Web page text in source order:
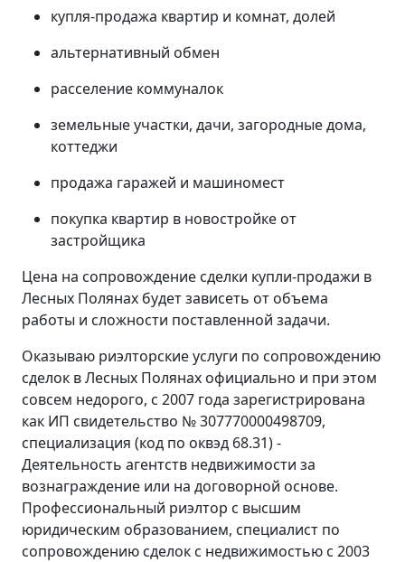
купля-продажа квартир и комнат, долей
альтернативный обмен
расселение коммуналок
земельные участки, дачи, загородные дома,
коттеджи
продажа гаражей и машиномест
покупка квартир в новостройке от
застройщика
Цена на сопровождение сделки купли-продажи в
Лесных Полянах будет зависеть от объема
работы и сложности поставленной задачи.
Оказываю риэлторские услуги по сопровождению
сделок в Лесных Полянах официально и при этом
совсем недорого, с 2007 года зарегистрирована
как ИП свидетельство № 307770000498709,
специализация (код по оквэд 68.31) -
Деятельность агентств недвижимости за
вознаграждение или на договорной основе.
Профессиональный риэлтор с высшим
юридическим образованием, специалист по
сопровождению сделок с недвижимостью с 2003